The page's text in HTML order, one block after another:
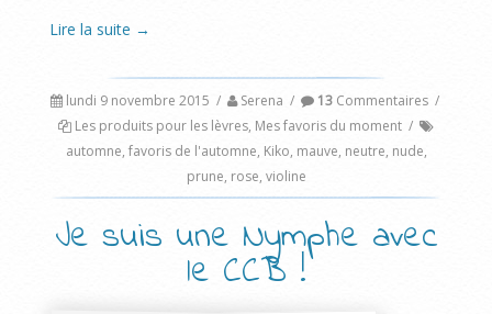
Lire la suite →
lundi 9 novembre 2015 / Serena / 13Commentaires /
Les produits pour les lèvres, Mes favoris du moment /
automne, favoris de l'automne, Kiko, mauve, neutre, nude,
prune, rose, violine
Je suis une Nymphe avec
le CCB !